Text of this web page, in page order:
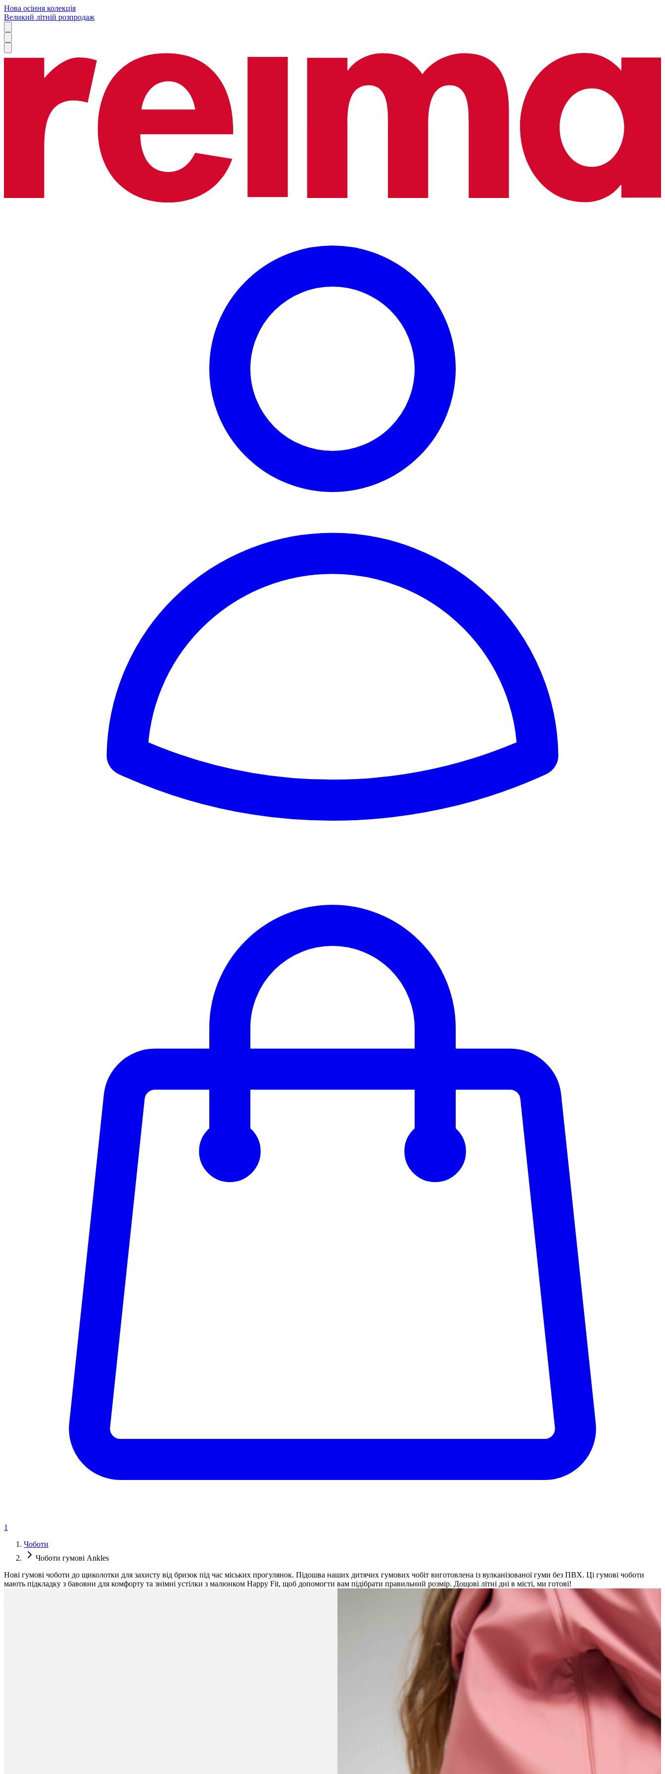
Нова осіння колекція
Великий літній розпродаж
1
Чоботи
Чоботи гумові Ankles
Нові гумові чоботи до щиколотки для захисту від бризок під час міських прогулянок. Підошва наших дитячих гумових чобіт виготовлена із вулканізованої гуми без ПВХ. Ці гумові чоботи
мають підкладку з бавовни для комфорту та знімні устілки з малюнком Happy Fit, щоб допомогти вам підібрати правильний розмір. Дощові літні дні в місті, ми готові!